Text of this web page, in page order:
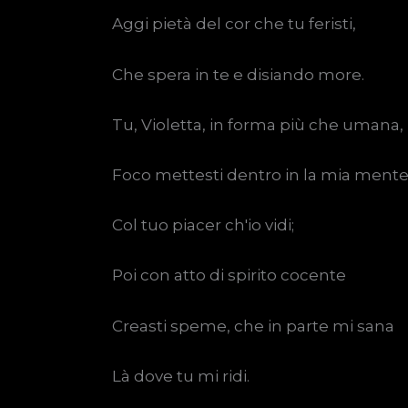
Aggi pietà del cor che tu feristi,
Che spera in te e disiando more.
Tu, Violetta, in forma più che umana,
Foco mettesti dentro in la mia mente
Col tuo piacer ch'io vidi;
Poi con atto di spirito cocente
Creasti speme, che in parte mi sana
Là dove tu mi ridi.